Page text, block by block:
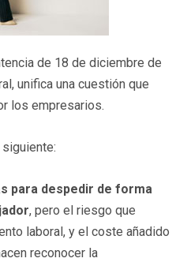
de 18 de diciembre de
unifica una cuestión que
los empresarios.
para despedir de forma
, pero el riesgo que
laboral, y el coste añadido
reconocer la